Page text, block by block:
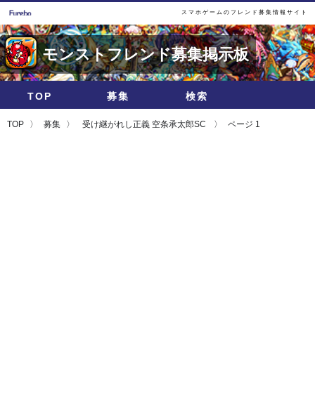
スマホゲームのフレンド募集情報サイト
モンストフレンド募集掲示板
TOP 募集 検索
TOP 募集 受け継がれし正義 空条承太郎SC ページ 1